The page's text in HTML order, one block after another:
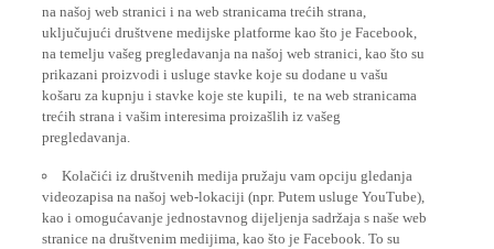
na našoj web stranici i na web stranicama trećih strana,
uključujući društvene medijske platforme kao što je Facebook,
na temelju vašeg pregledavanja na našoj web stranici, kao što su
prikazani proizvodi i usluge stavke koje su dodane u vašu
košaru za kupnju i stavke koje ste kupili, te na web stranicama
trećih strana i vašim interesima proizašlih iz vašeg
pregledavanja.
Kolačići iz društvenih medija pružaju vam opciju gledanja
videozapisa na našoj web-lokaciji (npr. Putem usluge YouTube),
kao i omogućavanje jednostavnog dijeljenja sadržaja s naše web
stranice na društvenim medijima, kao što je Facebook. To su